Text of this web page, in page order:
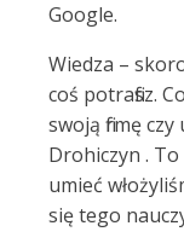
Google.
Wiedza –
coś potrafisz.
swoją firmę
Drohiczyn .
umieć
się tego